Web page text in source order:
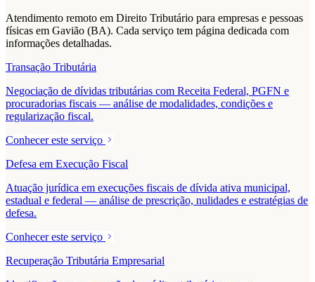
Atendimento remoto em Direito Tributário para empresas e pessoas
físicas em Gavião (BA). Cada serviço tem página dedicada com
informações detalhadas.
Transação Tributária
Negociação de dívidas tributárias com Receita Federal, PGFN e
procuradorias fiscais — análise de modalidades, condições e
regularização fiscal.
Conhecer este serviço
Defesa em Execução Fiscal
Atuação jurídica em execuções fiscais de dívida ativa municipal,
estadual e federal — análise de prescrição, nulidades e estratégias de
defesa.
Conhecer este serviço
Recuperação Tributária Empresarial